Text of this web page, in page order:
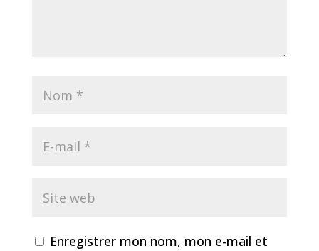
Enregistrer mon nom, mon e-mail et